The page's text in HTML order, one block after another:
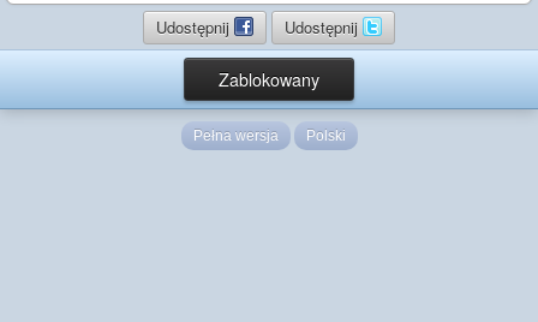
Udostępnij Udostępnij
Zablokowany
Pełna wersja Polski